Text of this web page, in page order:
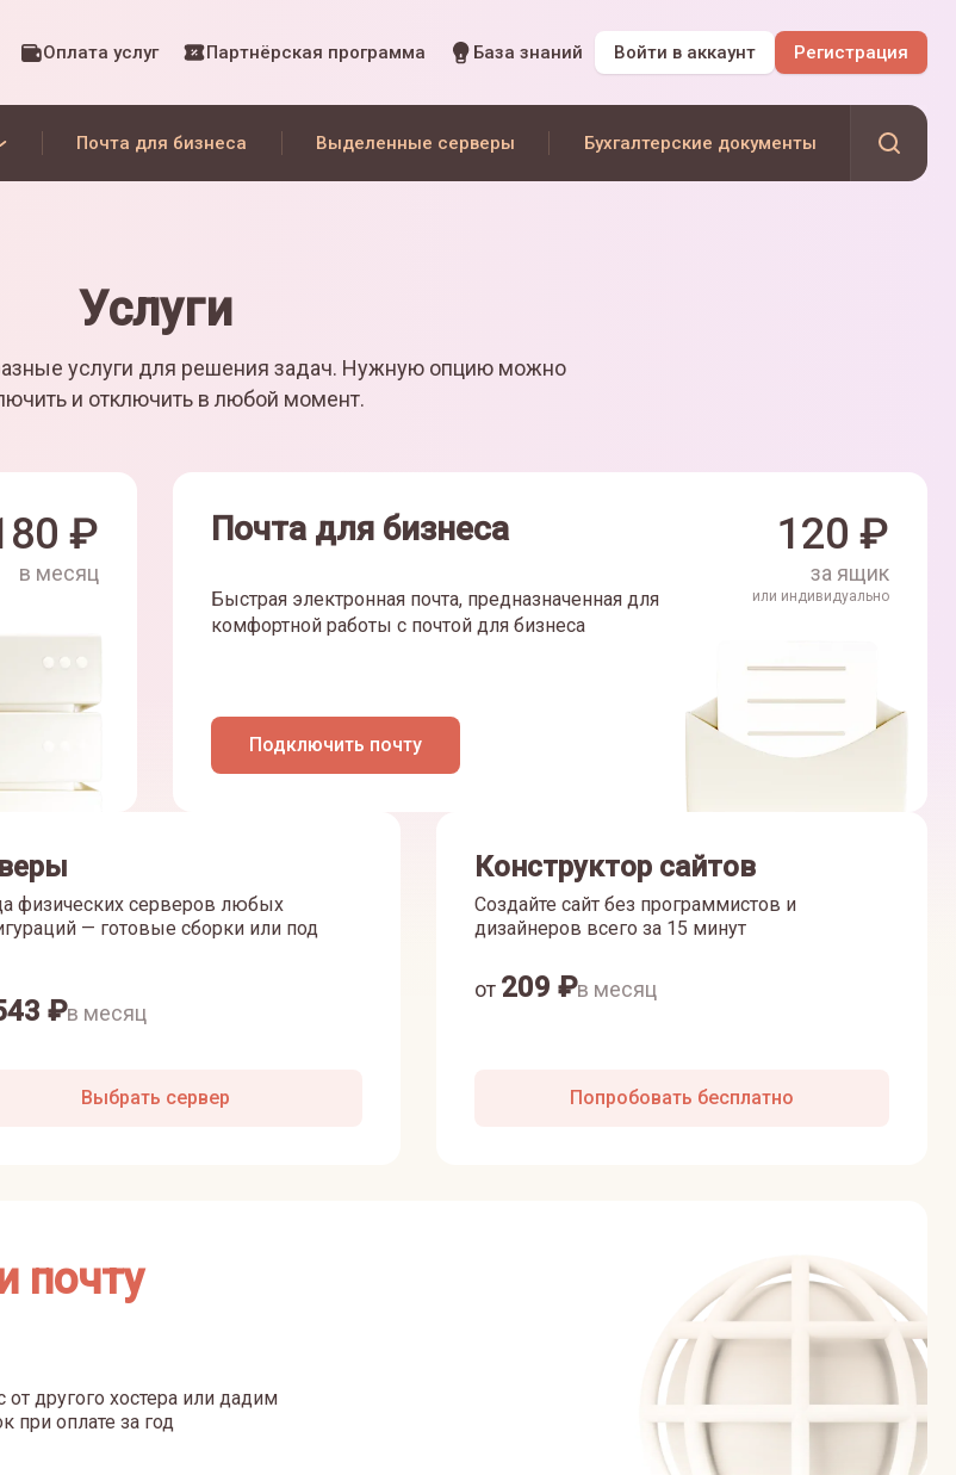
Оплата услуг Партнёрская программа База знаний Войти в аккаунт Регистрация
Почта для бизнеса Выделенные серверы Бухгалтерские документы
Услуги
услуги для решения задач. Нужную опцию можно
и отключить в любой момент.
₽
в месяц
Почта для бизнеса
Быстрая электронная почта, предназначенная для
комфортной работы с почтой для бизнеса
Подключить почту
120 ₽
за ящик
или индивидуально
физических серверов любых
— готовые сборки или под
₽в месяц
Выбрать сервер
Конструктор сайтов
Создайте сайт без программистов и
дизайнеров всего за 15 минут
от 209 ₽в месяц
Попробовать бесплатно
почту
другого хостера или дадим
при оплате за год